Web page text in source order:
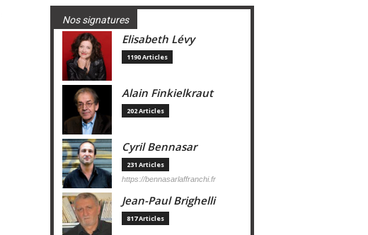
Nos signatures
Elisabeth Lévy
1190 Articles
Alain Finkielkraut
202 Articles
Cyril Bennasar
231 Articles
https://bennasarlaffranchi.fr
Jean-Paul Brighelli
817 Articles